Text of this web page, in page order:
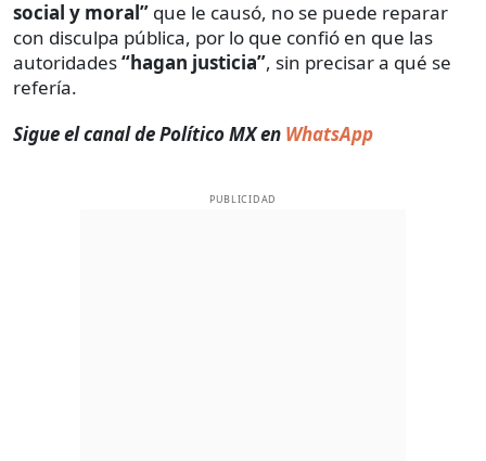
social y moral” que le causó, no se puede reparar
con disculpa pública, por lo que confió en que las
autoridades“hagan justicia”, sin precisar a qué se
refería.
Sigue el canal de Político MX en WhatsApp
PUBLICIDAD